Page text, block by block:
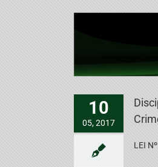
10
05, 2017
LEI